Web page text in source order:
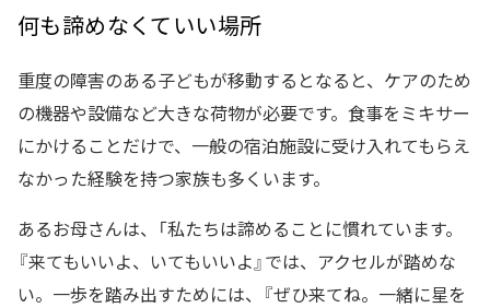
何も諦めなくていい場所
重度の障害のある子どもが移動するとなると、ケアのため
の機器や設備など大きな荷物が必要です。食事をミキサー
にかけることだけで、一般の宿泊施設に受け入れてもらえ
なかった経験を持つ家族も多くいます。
あるお母さんは、「私たちは諦めることに慣れています。
『来てもいいよ、いてもいいよ』では、アクセルが踏めな
い。一歩を踏み出すためには、『ぜひ来てね。一緒に星を